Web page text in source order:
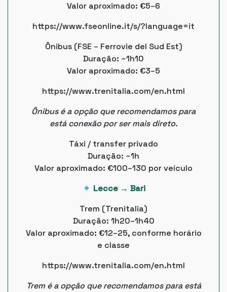
Valor aproximado: €5–6
https://www.fseonline.it/s/?language=it
Ônibus (FSE – Ferrovie del Sud Est)
Duração: ~1h10
Valor aproximado: €3–5
https://www.trenitalia.com/en.html
Ônibus é a opção que recomendamos para
está conexão por ser mais direto.
Táxi / transfer privado
Duração: ~1h
Valor aproximado: €100–130 por veículo
Lecce → Bari
Trem (Trenitalia)
Duração: 1h20–1h40
Valor aproximado: €12–25, conforme horário
e classe
https://www.trenitalia.com/en.html
Trem é a opção que recomendamos para está